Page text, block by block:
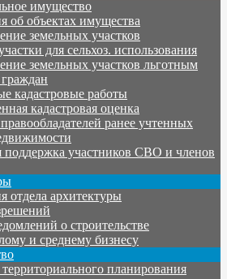
имущество
об объектах имущества
земельных участков
для сельхоз. использования
земельных участков льготным
кадастровые работы
кадастровая оценка
ранее учтенных
поддержка участников СВО и членов
отдела архитектуры
о строительстве
и среднему бизнесу
планирования